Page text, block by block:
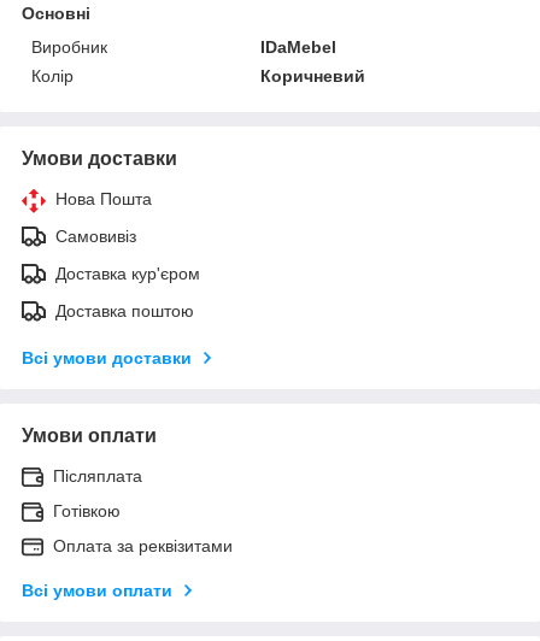
Основні
Виробник
IDaMebel
Колір
Коричневий
Умови доставки
Нова Пошта
Самовивіз
Доставка кур'єром
Доставка поштою
Всі умови доставки
Умови оплати
Післяплата
Готівкою
Оплата за реквізитами
Всі умови оплати